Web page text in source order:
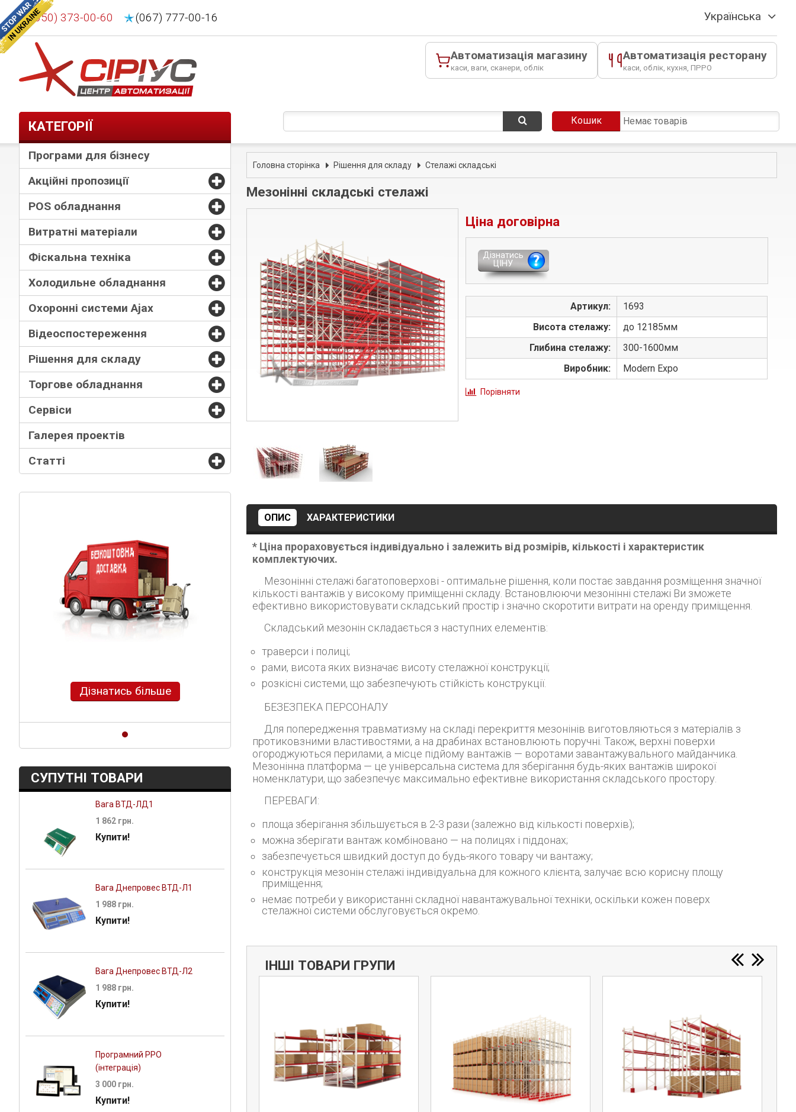
(050) 373-00-60 (067) 777-00-16 Українська
Автоматизація магазину
каси, ваги, сканери, облік
Автоматизація ресторану
каси, облік, кухня, ПРРО
Кошик Немає товарів
КАТЕГОРІЇ
Програми для бізнесу
Акційні пропозиції
POS обладнання
Витратні матеріали
Фіскальна техніка
Холодильне обладнання
Охоронні системи Ajax
Відеоспостереження
Рішення для складу
Торгове обладнання
Сервіси
Галерея проектів
Статті
Дізнатись більше Дізнатись більше
СУПУТНІ ТОВАРИ
Вага ВТД-ЛД1
1 862 грн.
Купити!
Вага Днепровес ВТД-Л1
1 988 грн.
Купити!
Вага Днепровес ВТД-Л2
1 988 грн.
Купити!
Програмний РРО
(інтеграція)
3 000 грн.
Купити!
Головна сторінка Рішення для складу Стелажі складські
Мезонінні складські стелажі
Ціна договірна
Дізнатись
ЦІНУ
Артикул:
1693
Висота стелажу:
до 12185мм
Глибина стелажу:
300-1600мм
Виробник:
Modern Expo
Порівняти
ОПИС ХАРАКТЕРИСТИКИ
* Ціна прораховується індивідуально і залежить від розмірів, кількості і характеристик
комплектуючих.
Мезонінні стелажі багатоповерхові - оптимальне рішення, коли постає завдання розміщення значної
кількості вантажів у високому приміщенні складу. Встановлюючи мезонінні стелажі Ви зможете
ефективно використовувати складський простір і значно скоротити витрати на оренду приміщення.
Складський мезонін складається з наступних елементів:
траверси і полиці;
рами, висота яких визначає висоту стелажної конструкції;
розкісні системи, що забезпечують стійкість конструкції.
БЕЗЕЗПЕКА ПЕРСОНАЛУ
Для попередження травматизму на складі перекриття мезонінів виготовляються з матеріалів з
протиковзними властивостями, а на драбинах встановлюють поручні. Також, верхні поверхи
огороджуються перилами, а місце підйому вантажів — воротами завантажувального майданчика.
Мезонінна платформа — це універсальна система для зберігання будь-яких вантажів широкої
номенклатури, що забезпечує максимально ефективне використання складського простору.
ПЕРЕВАГИ:
площа зберігання збільшується в 2-3 рази (залежно від кількості поверхів);
можна зберігати вантаж комбіновано — на полицях і піддонах;
забезпечується швидкий доступ до будь-якого товару чи вантажу;
конструкція мезонін стелажі індивідуальна для кожного клієнта, залучає всю корисну площу
приміщення;
немає потреби у використанні складної навантажувальної техніки, оскільки кожен поверх
стелажної системи обслуговується окремо.
ІНШІ ТОВАРИ ГРУПИ